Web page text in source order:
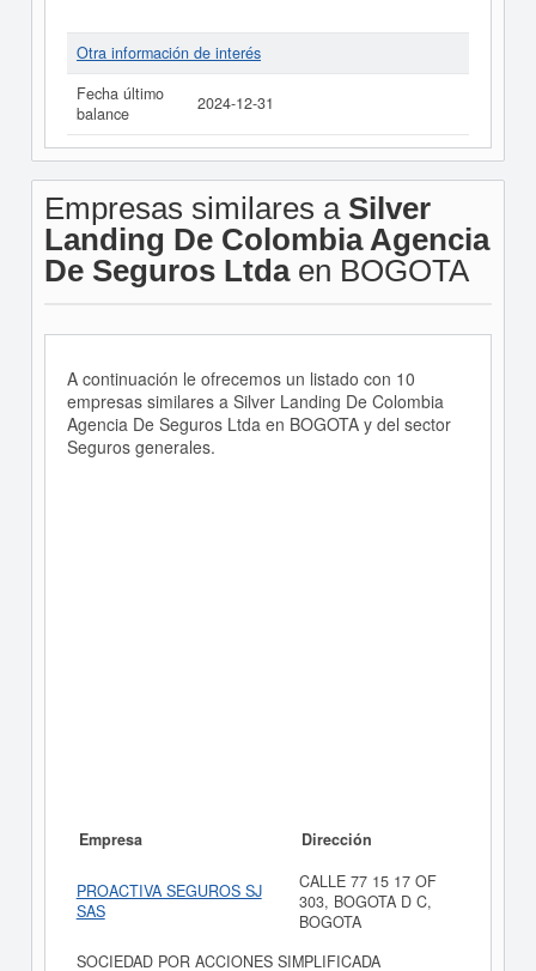
Otra información de interés
Fecha último
balance
2024-12-31
Empresas similares a Silver
Landing De Colombia Agencia
De Seguros Ltdaen BOGOTA
A continuación le ofrecemos un listado con 10
empresas similares a Silver Landing De Colombia
Agencia De Seguros Ltda en BOGOTA y del sector
Seguros generales.
Empresa Dirección
PROACTIVA SEGUROS SJ
SAS
CALLE 77 15 17 OF
303, BOGOTA D C,
BOGOTA
SOCIEDAD POR ACCIONES SIMPLIFICADA